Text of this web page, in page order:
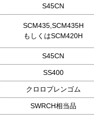
S45CN
SCM435,SCM435H
もしくはSCM420H
S45CN
SS400
クロロプレンゴム
SWRCH相当品